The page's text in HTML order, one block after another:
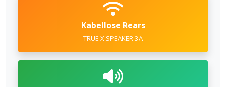
Kabellose Rears
TRUE X SPEAKER 3A